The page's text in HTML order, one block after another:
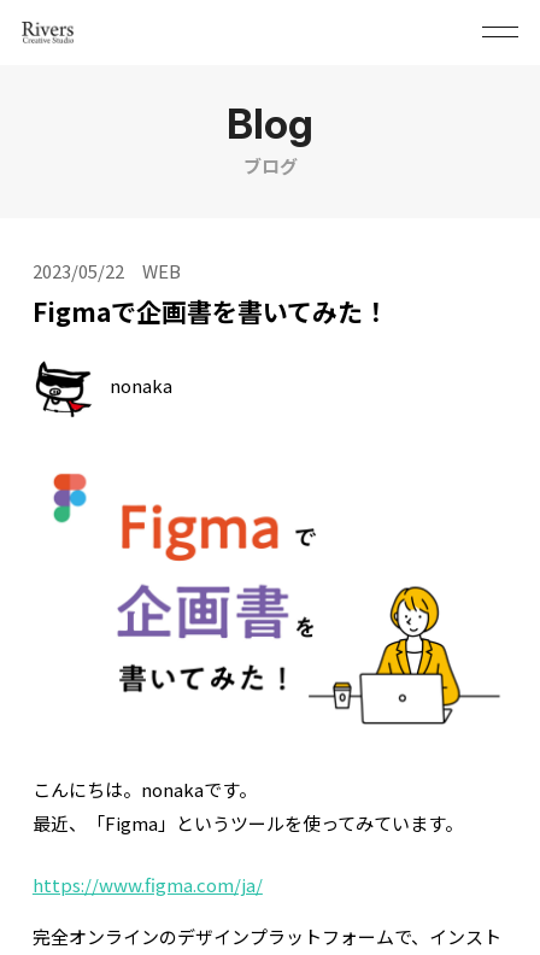
Blog
ブログ
Figmaで企画書を書いてみた！
2023/05/22 WEB
nonaka
こんにちは。nonakaです。
最近、「Figma」というツールを使ってみています。
https://www.figma.com/ja/
完全オンラインのデザインプラットフォームで、インスト